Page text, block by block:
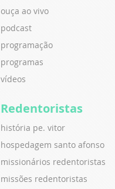
ouça ao vivo
podcast
programação
programas
vídeos
Redentoristas
história pe. vitor
hospedagem santo afonso
missionários redentoristas
missões redentoristas